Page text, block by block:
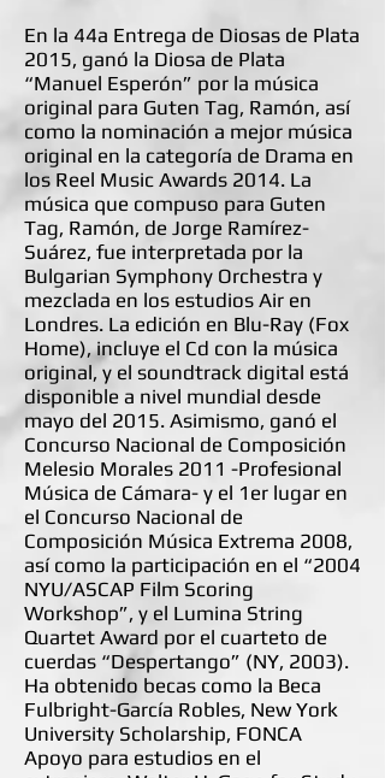
En la 44a Entrega de Diosas de Plata
2015, ganó la Diosa de Plata
“Manuel Esperón” por la música
original para Guten Tag, Ramón, así
como la nominación a mejor música
original en la categoría de Drama en
los Reel Music Awards 2014. La
música que compuso para Guten
Tag, Ramón, de Jorge Ramírez-
Suárez, fue interpretada por la
Bulgarian Symphony Orchestra y
mezclada en los estudios Air en
Londres. La edición en Blu-Ray (Fox
Home), incluye el Cd con la música
original, y el soundtrack digital está
disponible a nivel mundial desde
mayo del 2015. Asimismo, ganó el
Concurso Nacional de Composición
Melesio Morales 2011 -Profesional
Música de Cámara- y el 1er lugar en
el Concurso Nacional de
Composición Música Extrema 2008,
así como la participación en el “2004
NYU/ASCAP Film Scoring
Workshop”, y el Lumina String
Quartet Award por el cuarteto de
cuerdas “Despertango” (NY, 2003).
Ha obtenido becas como la Beca
Fulbright-García Robles, New York
University Scholarship, FONCA
Apoyo para estudios en el